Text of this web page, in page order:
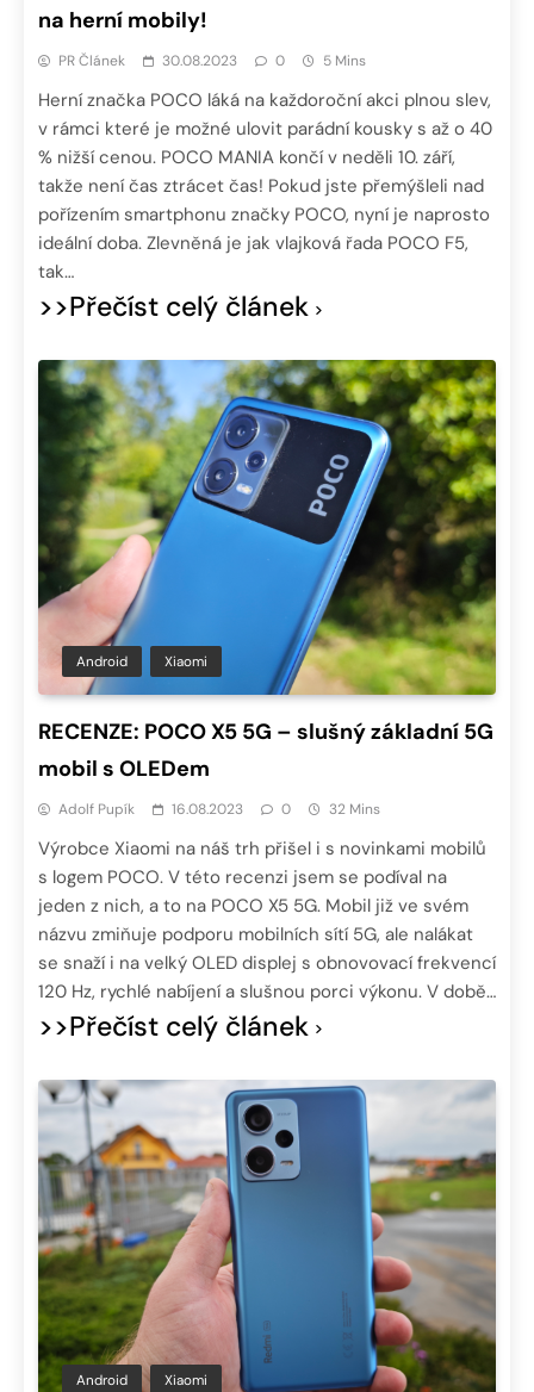
na herní mobily!
PR Článek 30.08.2023 0 5 Mins
Herní značka POCO láká na každoroční akci plnou slev,
v rámci které je možné ulovit parádní kousky s až o 40
% nižší cenou. POCO MANIA končí v neděli 10. září,
takže není čas ztrácet čas! Pokud jste přemýšleli nad
pořízením smartphonu značky POCO, nyní je naprosto
ideální doba. Zlevněná je jak vlajková řada POCO F5,
tak…
>>Přečíst celý článek
Android Xiaomi
RECENZE: POCO X5 5G – slušný základní 5G
mobil s OLEDem
Adolf Pupík 16.08.2023 0 32 Mins
Výrobce Xiaomi na náš trh přišel i s novinkami mobilů
s logem POCO. V této recenzi jsem se podíval na
jeden z nich, a to na POCO X5 5G. Mobil již ve svém
názvu zmiňuje podporu mobilních sítí 5G, ale nalákat
se snaží i na velký OLED displej s obnovovací frekvencí
120 Hz, rychlé nabíjení a slušnou porci výkonu. V době…
>>Přečíst celý článek
Android Xiaomi